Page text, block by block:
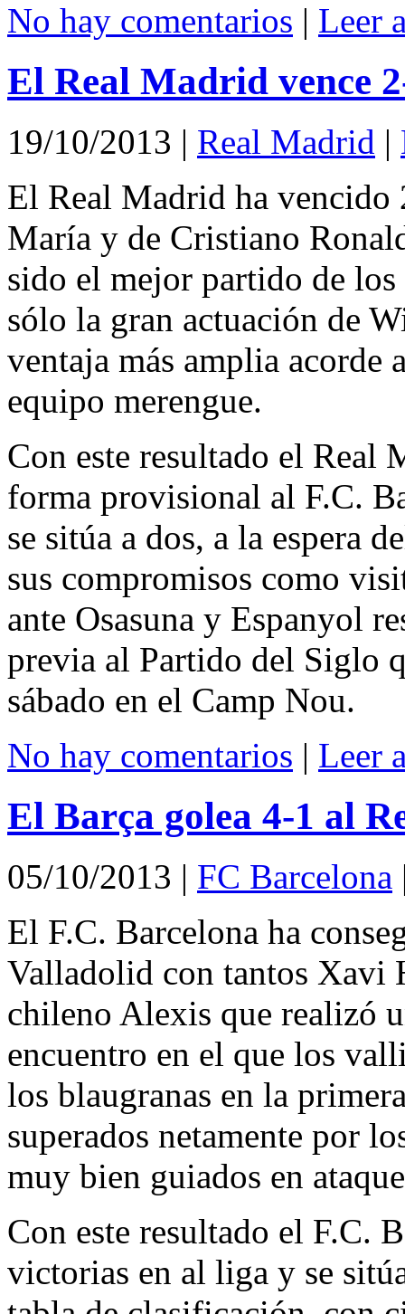
No hay comentarios | Leer
El Real Madrid vence
19/10/2013 | Real Madrid |
El Real Madrid ha vencido
María y de Cristiano
sido el mejor partido de los
sólo la gran actuación de
ventaja más amplia acorde
equipo merengue.
Con este resultado el Real
forma provisional al F.C.
se sitúa a dos, a la espera
sus compromisos como
ante Osasuna y Espanyol
previa al Partido del Siglo
sábado en el Camp Nou.
No hay comentarios | Leer
El Barça golea 4-1 al
05/10/2013 | FC Barcelona
El F.C. Barcelona ha
Valladolid con tantos Xavi
chileno Alexis que realizó
encuentro en el que los
los blaugranas en la
superados netamente por
muy bien guiados en
Con este resultado el F.C.
victorias en al liga y se